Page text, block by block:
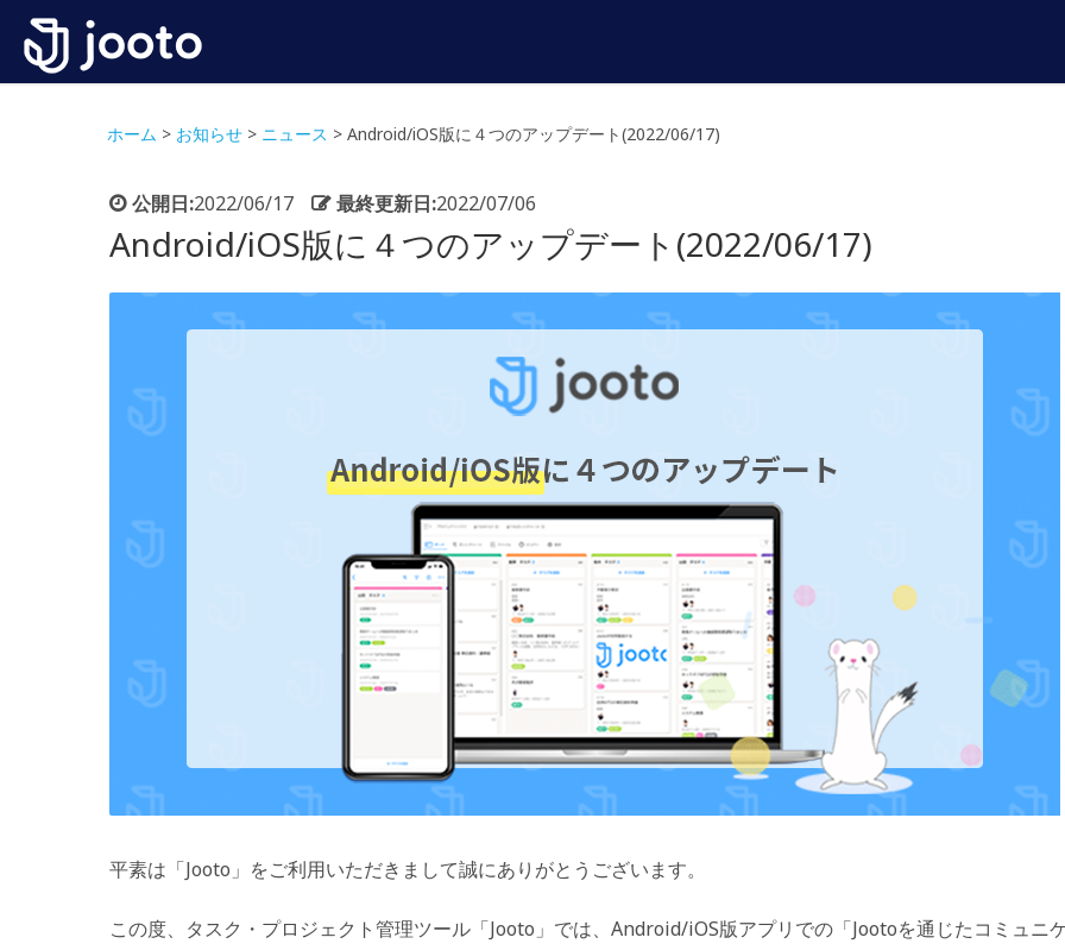
ホーム > お知らせ > ニュース > Android/iOS版に４つのアップデート(2022/06/17)
公開日:2022/06/17 最終更新日:2022/07/06
Android/iOS版に４つのアップデート(2022/06/17)
平素は「Jooto」をご利用いただきまして誠にありがとうございます。
この度、タスク・プロジェクト管理ツール「Jooto」では、Android/iOS版アプリでの「Jootoを通じたコミュニ